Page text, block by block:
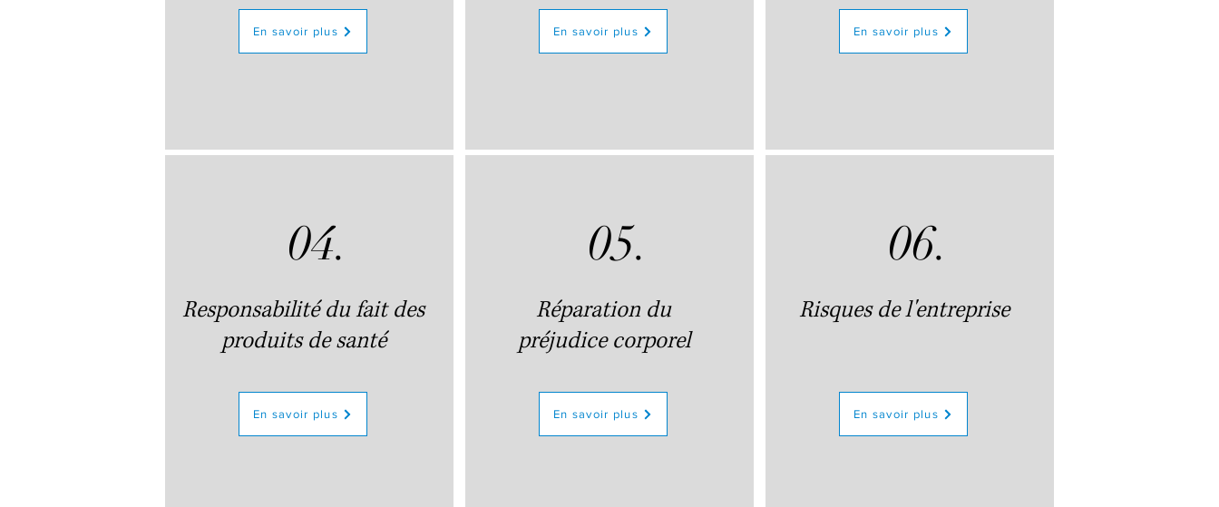
En savoir plus
04.
Responsabilité du fait des
produits de santé
En savoir plus
En savoir plus
05.
Réparation du
préjudice corporel
En savoir plus
En savoir plus
06.
Risques de l'entreprise
En savoir plus